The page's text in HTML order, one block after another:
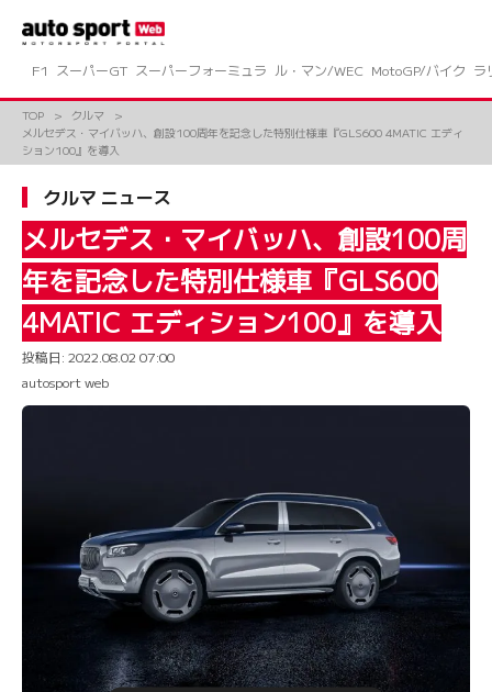
ツ
F1 スーパーGT スーパーフォーミュラ ル・マン/WEC MotoGP/バイク ラ
TOP
クルマ
メルセデス・マイバッハ、創設100周年を記念した特別仕様車『GLS600 4MATIC エディ
ション100』を導入
クルマ ニュース
メルセデス・マイバッハ、創設100周
年を記念した特別仕様車『GLS600
4MATIC エディション100』を導入
投稿日: 2022.08.02 07:00
autosport web